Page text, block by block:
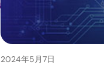
2024年5月7日